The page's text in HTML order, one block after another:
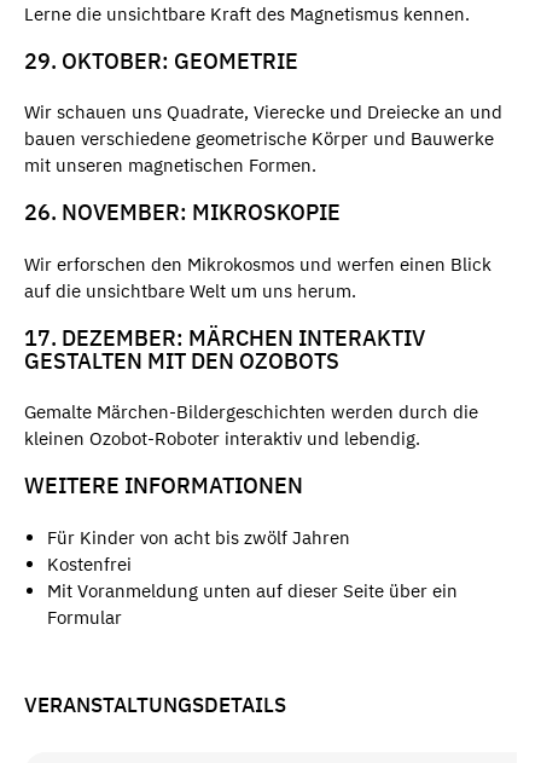
Lerne die unsichtbare Kraft des Magnetismus kennen.
29. OKTOBER: GEOMETRIE
Wir schauen uns Quadrate, Vierecke und Dreiecke an und
bauen verschiedene geometrische Körper und Bauwerke
mit unseren magnetischen Formen.
26. NOVEMBER: MIKROSKOPIE
Wir erforschen den Mikrokosmos und werfen einen Blick
auf die unsichtbare Welt um uns herum.
17. DEZEMBER: MÄRCHEN INTERAKTIV
GESTALTEN MIT DEN OZOBOTS
Gemalte Märchen-Bildergeschichten werden durch die
kleinen Ozobot-Roboter interaktiv und lebendig.
WEITERE INFORMATIONEN
Für Kinder von acht bis zwölf Jahren
Kostenfrei
Mit Voranmeldung unten auf dieser Seite über ein
Formular
VERANSTALTUNGSDETAILS